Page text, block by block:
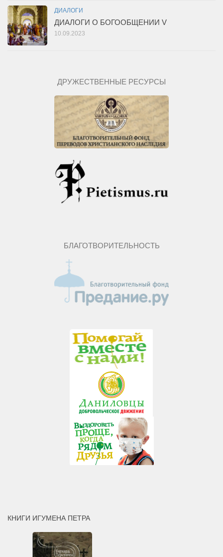
ДИАЛОГИ
ДИАЛОГИ О БОГООБЩЕНИИ V
10.09.2023
ДРУЖЕСТВЕННЫЕ РЕСУРСЫ
БЛАГОТВОРИТЕЛЬНОСТЬ
КНИГИ ИГУМЕНА ПЕТРА